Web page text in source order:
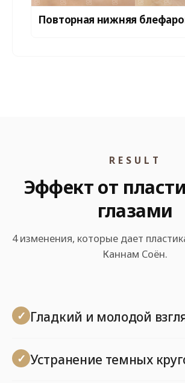
Повторная нижняя
RESULT
Эффект от
глазами
4 изменения, которые дает
Каннам Соён.
Гладкий и молодой
Устранение темных